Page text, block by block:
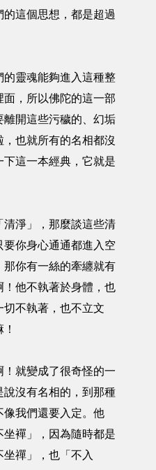
這個思想，都是超過
靈魂能夠進入這種整
，所以佛陀的這一部
離開這些污穢的、幻垢
也就所有的名相都沒
這一本經典，它就是
淨」，那麼談這些清
你身心通通都進入空
你有一絲的牽纏就有
他不執著於身體，也
不執著，也不立文
就變成了很奇怪的一
沒有名相的，到那種
我們還要入定。他
坐襌」，因為隨時都是
禪」，也「不入